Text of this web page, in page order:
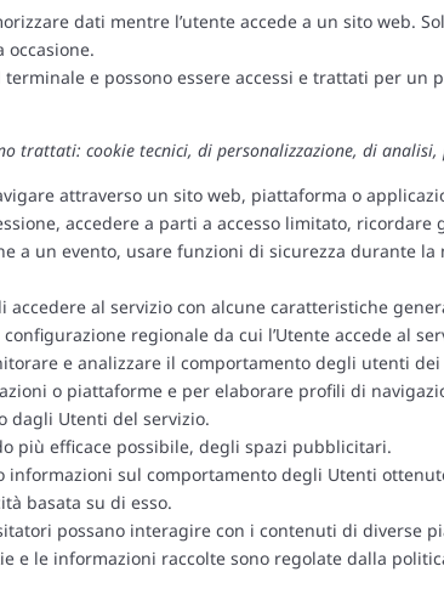
dati mentre l’utente accede a un sito web.
occasione.
e possono essere accessi e trattati per
trattati: cookie tecnici, di personalizzazione, di
attraverso un sito web, piattaforma o
accedere a parti a accesso limitato,
a un evento, usare funzioni di sicurezza durante
accedere al servizio con alcune caratteristiche
regionale da cui l’Utente accede al
e analizzare il comportamento degli utenti
o piattaforme e per elaborare profili di
dagli Utenti del servizio.
più efficace possibile, degli spazi pubblicitari.
sul comportamento degli Utenti
basata su di esso.
possano interagire con i contenuti di diverse
e le informazioni raccolte sono regolate dalla